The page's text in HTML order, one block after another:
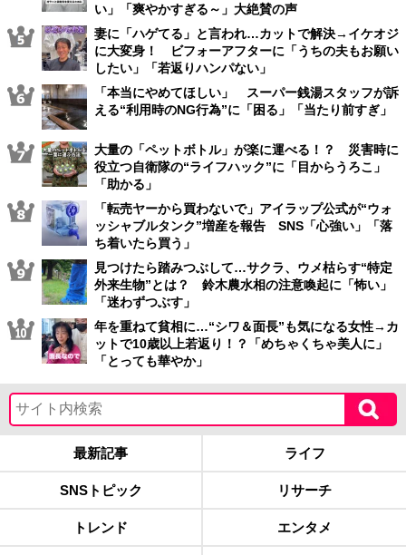
い」「爽やかすぎる～」大絶賛の声
妻に「ハゲてる」と言われ…カットで解決→イケオジ
に大変身！ ビフォーアフターに「うちの夫もお願い
したい」「若返りハンパない」
「本当にやめてほしい」 スーパー銭湯スタッフが訴
える“利用時のNG行為”に「困る」「当たり前すぎ」
大量の「ペットボトル」が楽に運べる！？ 災害時に
役立つ自衛隊の“ライフハック”に「目からうろこ」
「助かる」
「転売ヤーから買わないで」アイラップ公式が“ウォ
ッシャブルタンク”増産を報告 SNS「心強い」「落
ち着いたら買う」
見つけたら踏みつぶして…サクラ、ウメ枯らす“特定
外来生物”とは？ 鈴木農水相の注意喚起に「怖い」
「迷わずつぶす」
年を重ねて貧相に…“シワ＆面長”も気になる女性→カ
ットで10歳以上若返り！？「めちゃくちゃ美人に」
「とっても華やか」
最新記事 ライフ
SNSトピック リサーチ
トレンド エンタメ